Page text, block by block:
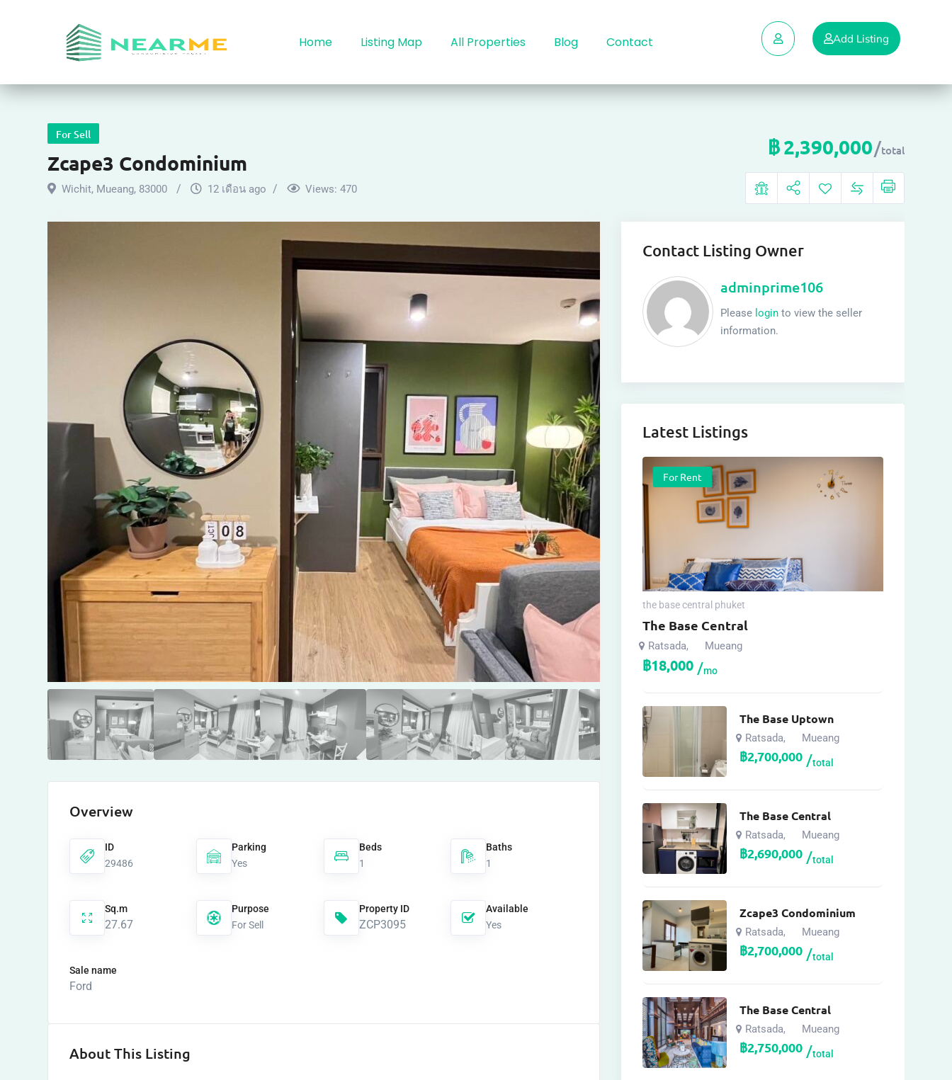
Home Listing Map All Properties Blog Contact Add Listing
For Sell
Zcape3 Condominium
Wichit, Mueang, 83000 12 เดือน ago Views: 470
฿2,390,000 total
Overview
ID
29486
Parking
Yes
Beds
1
Baths
1
Sq.m
27.67
Purpose
For Sell
Property ID
ZCP3095
Available
Yes
Sale name
Ford
About This Listing
Contact Listing Owner
adminprime106
Please loginto view the seller
information.
Latest Listings
For Rent
the base central phuket
The Base Central
Ratsada, Mueang
฿18,000 mo
The Base Uptown
Ratsada, Mueang
฿2,700,000 total
The Base Central
Ratsada, Mueang
฿2,690,000 total
Zcape3 Condominium
Ratsada, Mueang
฿2,700,000 total
The Base Central
Ratsada, Mueang
฿2,750,000 total